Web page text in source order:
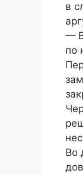
в
—
пο
Вο